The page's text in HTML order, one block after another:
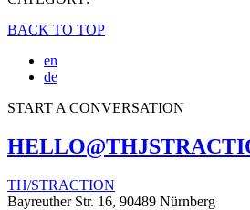
BACK TO TOP
en
de
START A CONVERSATION
TH/STRACTION
Bayreuther Str. 16, 90489 Nürnberg